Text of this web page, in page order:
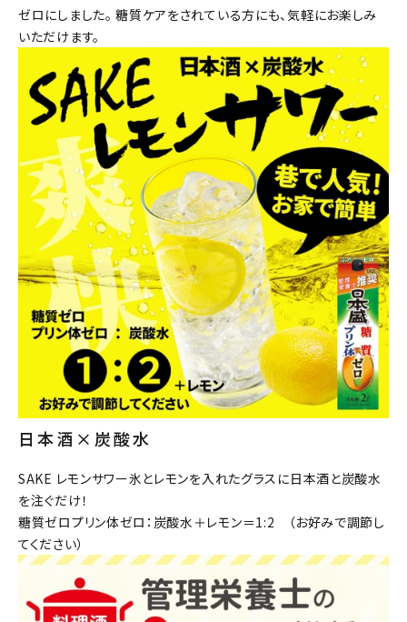
ゼロにしました。 糖質ケアをされている方にも、気軽にお楽しみ
いただけます。
日本酒×炭酸水
SAKE レモンサワー氷とレモンを入れたグラスに日本酒と炭酸水
を注ぐだけ！
糖質ゼロプリン体ゼロ：炭酸水＋レモン＝1:2 （お好みで調節し
てください）